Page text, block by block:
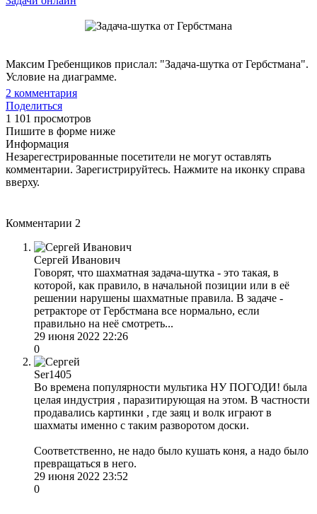
Максим Гребенщиков прислал: "Задача-шутка от Гербстмана".
Условие на диаграмме.
2 комментария
Поделиться
1 101 просмотров
Пишите в форме ниже
Информация
Незарегестрированные посетители не могут оставлять
комментарии. Зарегистрируйтесь. Нажмите на иконку справа
вверху.
Комментарии 2
Сергей Иванович
Говорят, что шахматная задача-шутка - это такая, в
которой, как правило, в начальной позиции или в её
решении нарушены шахматные правила. В задаче -
ретракторе от Гербстмана все нормально, если
правильно на неё смотреть...
29 июня 2022 22:26
0
Ser1405
Во времена популярности мультика НУ ПОГОДИ! была
целая индустрия , паразитирующая на этом. В частности
продавались картинки , где заяц и волк играют в
шахматы именно с таким разворотом доски.
Соответственно, не надо было кушать коня, а надо было
превращаться в него.
29 июня 2022 23:52
0